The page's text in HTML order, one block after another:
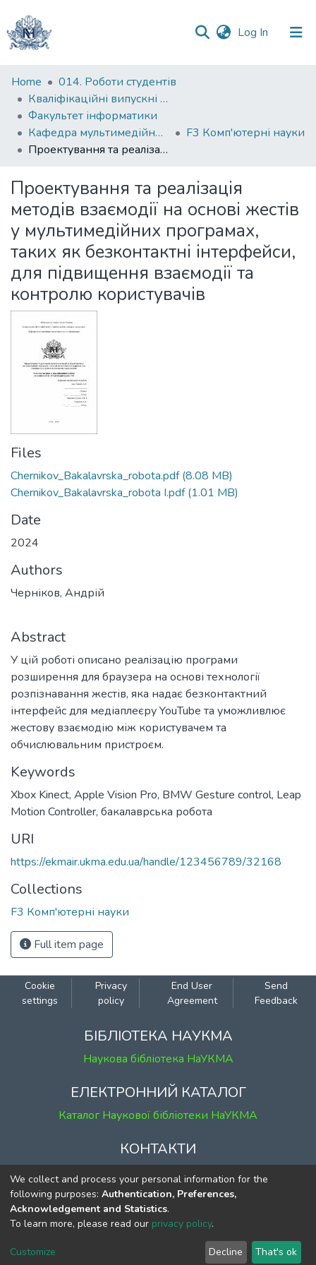
Log In (current)
Communities
&
Collections
All of DSpace
Statistics
Home
014. Роботи студентів
Кваліфікаційні випускні роботи здобувачів вищої освіти бакалаврських програм
Факультет інформатики
Кафедра мультимедійних систем
F3 Комп'ютерні науки
Проектування та реалізація методів взаємодії на основі жестів у мультимедійних програмах, таких як безконтактні інтерфейси, для підвищення взаємодії та контролю користувачів
Проектування та реалізація
методів взаємодії на основі жестів
у мультимедійних програмах,
таких як безконтактні інтерфейси,
для підвищення взаємодії та
контролю користувачів
Files
Chernikov_Bakalavrska_robota.pdf(8.08 MB)
Chernikov_Bakalavrska_robota І.pdf(1.01 MB)
Date
2024
Authors
Черніков, Андрій
Abstract
У цій роботі описано реалізацію програми
розширення для браузера на основі технології
розпізнавання жестів, яка надає безконтактний
інтерфейс для медіаплеєру YouTube та уможливлює
жестову взаємодію між користувачем та
обчислювальним пристроєм.
Keywords
Xbox Kinect, Apple Vision Pro, BMW Gesture control, Leap
Motion Controller, бакалаврська робота
URI
https://ekmair.ukma.edu.ua/handle/123456789/32168
Collections
F3 Комп'ютерні науки
Full item page
Cookie
settings
Privacy
policy
End User
Agreement
Send
Feedback
БІБЛІОТЕКА НАУКМА
Наукова бібліотека НаУКМА
ЕЛЕКТРОННИЙ КАТАЛОГ
Каталог Наукової бібліотеки НаУКМА
КОНТАКТИ
м. Київ, вул. Григорія Сковороди, 2
к. 1, к. 120
тел. (044) 463-69-31
ekmair@ukma.edu.ua
We collect and process your personal information for the
following purposes: Authentication, Preferences,
Acknowledgement and Statistics.
To learn more, please read our privacy policy.
Customize Decline That's ok